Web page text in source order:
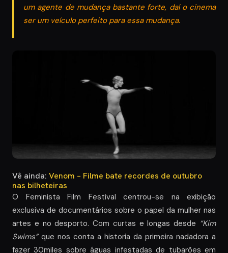
um agente de mudança bastante forte, daí o cinema
ser um veículo perfeito para essa mudança.
Vê ainda: Venom – Filme bate recordes de outubro
nas bilheteiras
O Feminista Film Festival centrou-se na exibição
exclusiva de documentários sobre o papel da mulher nas
artes e no desporto. Com curtas e longas desde “Kim
Swims”que nos conta a historia da primeira nadadora a
fazer 30miles sobre águas infestadas de tubarões em